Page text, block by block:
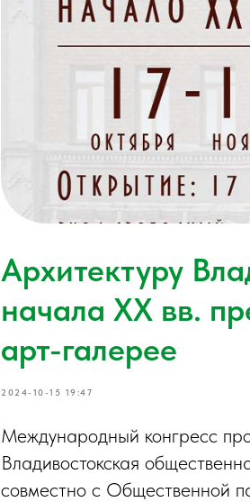
Архитектуру
начала XX вв.
арт-галерее
2024-10-15 19:47
Международный конгресс
Владивостокская
совместно с Общественной